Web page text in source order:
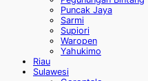
Puncak Jaya
Sarmi
Supiori
Waropen
Yahukimo
Riau
Sulawesi